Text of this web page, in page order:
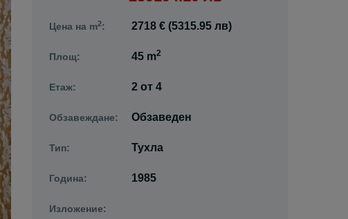
Цена на m2: 2718 € (5315.95 лв)
Площ: 45 m2
Етаж: 2 от 4
Обзавеждане: Обзаведен
Тип: Тухла
Година: 1985
Изложение: